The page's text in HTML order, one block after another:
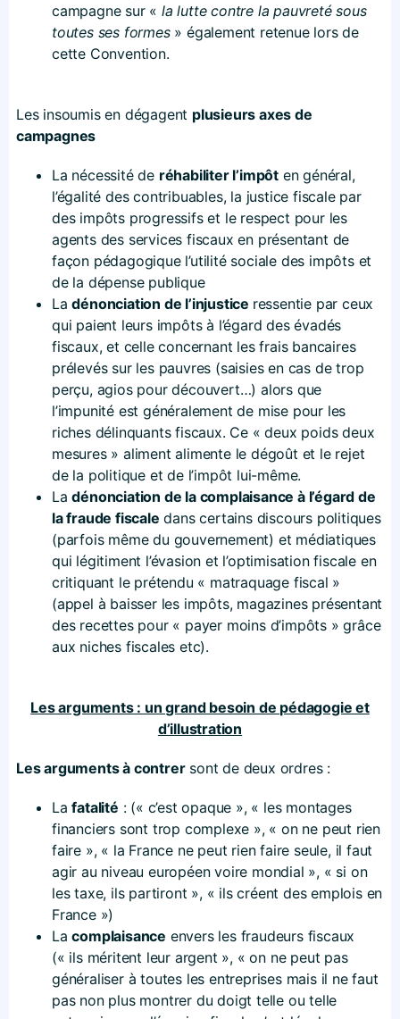
campagne sur «la lutte contre la pauvreté sous
toutes ses formes» également retenue lors de
cette Convention.
Les insoumis en dégagent plusieurs axes de
campagnes
La nécessité de réhabiliter l’impôt en général,
l’égalité des contribuables, la justice fiscale par
des impôts progressifs et le respect pour les
agents des services fiscaux en présentant de
façon pédagogique l’utilité sociale des impôts et
de la dépense publique
Ladénonciation de l’injustice ressentie par ceux
qui paient leurs impôts à l’égard des évadés
fiscaux, et celle concernant les frais bancaires
prélevés sur les pauvres (saisies en cas de trop
perçu, agios pour découvert…) alors que
l’impunité est généralement de mise pour les
riches délinquants fiscaux. Ce « deux poids deux
mesures » aliment alimente le dégoût et le rejet
de la politique et de l’impôt lui-même.
Ladénonciation de la complaisance à l’égard de
la fraude fiscale dans certains discours politiques
(parfois même du gouvernement) et médiatiques
qui légitiment l’évasion et l’optimisation fiscale en
critiquant le prétendu « matraquage fiscal »
(appel à baisser les impôts, magazines présentant
des recettes pour « payer moins d’impôts » grâce
aux niches fiscales etc).
Les arguments : un grand besoin de pédagogie et
d’illustration
Les arguments à contrersont de deux ordres :
Lafatalité : (« c’est opaque », « les montages
financiers sont trop complexe », « on ne peut rien
faire », « la France ne peut rien faire seule, il faut
agir au niveau européen voire mondial », « si on
les taxe, ils partiront », « ils créent des emplois en
France »)
Lacomplaisance envers les fraudeurs fiscaux
(« ils méritent leur argent », « on ne peut pas
généraliser à toutes les entreprises mais il ne faut
pas non plus montrer du doigt telle ou telle